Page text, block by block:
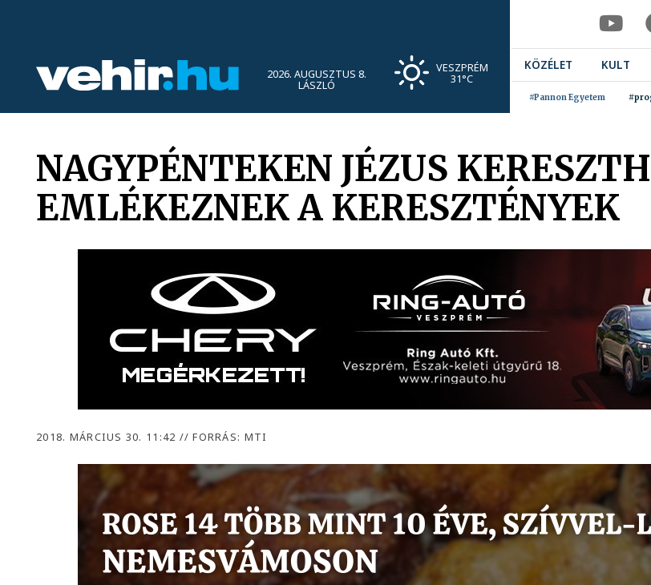
2026. AUGUSZTUS 8.
LÁSZLÓ
VESZPRÉM
31°C
KÖZÉLET KULT
#Pannon Egyetem
NAGYPÉNTEKEN JÉZUS
EMLÉKEZNEK A KERESZTÉNYEK
2018. MÁRCIUS 30. 11:42 // FORRÁS: MTI